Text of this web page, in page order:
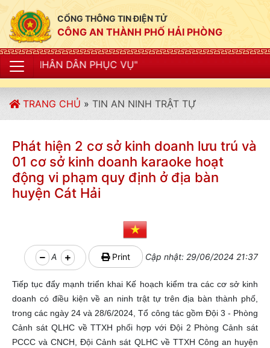
CỔNG THÔNG TIN ĐIỆN TỬ
CÔNG AN THÀNH PHỐ HẢI PHÒNG
PHỤC VỤ"
TRANG CHỦ » TIN AN NINH TRẬT TỰ
Phát hiện 2 cơ sở kinh doanh lưu trú và
01 cơ sở kinh doanh karaoke hoạt
động vi phạm quy định ở địa bàn
huyện Cát Hải
A Print Cập nhật: 29/06/2024 21:37
Tiếp tục đẩy mạnh triển khai Kế hoạch kiểm tra các cơ sở kinh
doanh có điều kiện về an ninh trật tự trên địa bàn thành phố,
trong các ngày 24 và 28/6/2024, Tổ công tác gồm Đội 3 - Phòng
Cảnh sát QLHC về TTXH phối hợp với Đội 2 Phòng Cảnh sát
PCCC và CNCH, Đội Cảnh sát QLHC về TTXH Công an huyện